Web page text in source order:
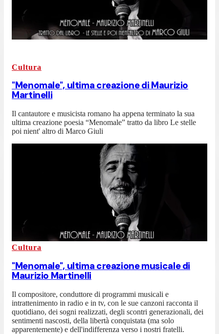
Cultura
"Menomale", ultima creazione di Maurizio
Martinelli
Il cantautore e musicista romano ha appena terminato la sua
ultima creazione poesia “Menomale” tratto da libro Le stelle
poi nient' altro di Marco Giuli
Cultura
"Menomale", ultima creazione musicale di
Maurizio Martinelli
Il compositore, conduttore di programmi musicali e
intrattenimento in radio e in tv, con le sue canzoni racconta il
quotidiano, dei sogni realizzati, degli scontri generazionali, dei
sentimenti nascosti, della libertà conquistata (ma solo
apparentemente) e dell'indifferenza verso i nostri fratelli.